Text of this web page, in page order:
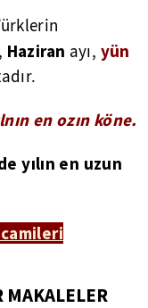
Haziran ayı, yün
en ozın köne.
yılın en uzun
MAKALELER